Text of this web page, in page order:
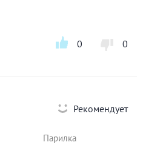
0 0
Рекомендует
Парилка